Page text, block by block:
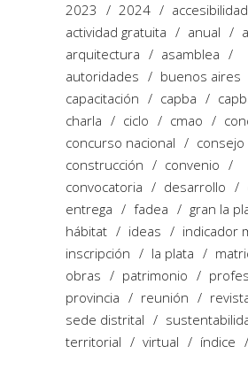
2023 2024
accesibilidad
actividad gratuita
anual
arquitectura
asamblea
autoridades
buenos aires
capacitación
capba
charla
ciclo cmao
concurso nacional
construcción
convenio
convocatoria
desarrollo
entrega
fadea
gran la
hábitat
ideas
indicador
inscripción
la plata
obras
patrimonio
provincia
reunión
sede distrital
territorial
virtual índice